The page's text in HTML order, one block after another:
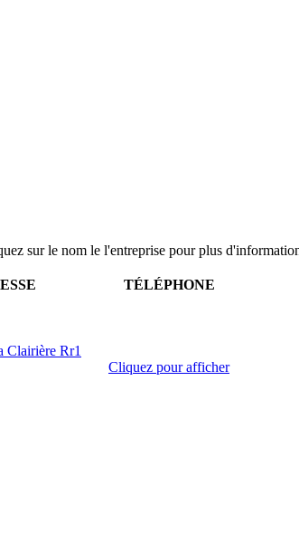
sur le nom le l'entreprise pour plus
TÉLÉPHONE
Clairière Rr1
Cliquez pour afficher